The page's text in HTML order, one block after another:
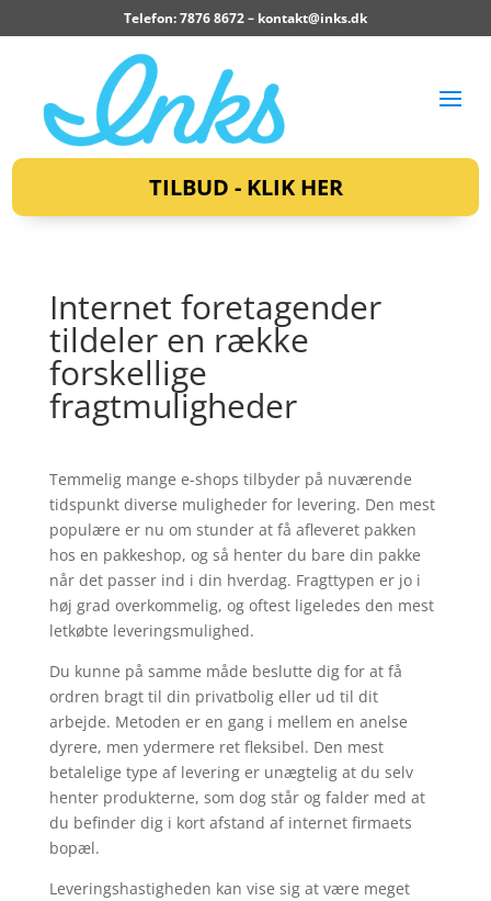
Telefon: 7876 8672 – kontakt@inks.dk
TILBUD - KLIK HER
Internet foretagender
tildeler en række
forskellige
fragtmuligheder
Temmelig mange e-shops tilbyder på nuværende
tidspunkt diverse muligheder for levering. Den mest
populære er nu om stunder at få afleveret pakken
hos en pakkeshop, og så henter du bare din pakke
når det passer ind i din hverdag. Fragttypen er jo i
høj grad overkommelig, og oftest ligeledes den mest
letkøbte leveringsmulighed.
Du kunne på samme måde beslutte dig for at få
ordren bragt til din privatbolig eller ud til dit
arbejde. Metoden er en gang i mellem en anelse
dyrere, men ydermere ret fleksibel. Den mest
betalelige type af levering er unægtelig at du selv
henter produkterne, som dog står og falder med at
du befinder dig i kort afstand af internet firmaets
bopæl.
Leveringshastigheden kan vise sig at være meget